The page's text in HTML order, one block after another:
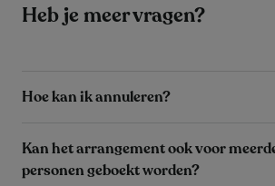
Heb je meer vragen?
Hoe kan ik annuleren?
Kan het arrangement ook voor
personen geboekt worden?